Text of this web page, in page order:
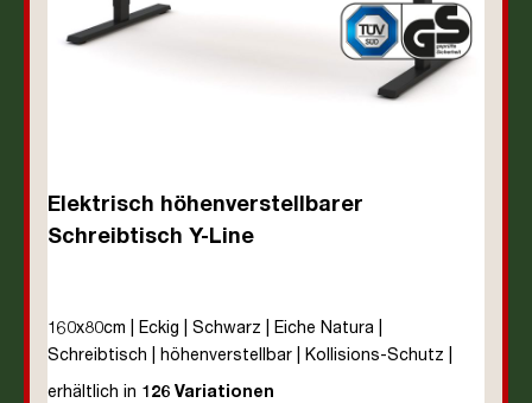
Elektrisch höhenverstellbarer
Schreibtisch Y-Line
160x80cm | Eckig | Schwarz | Eiche Natura |
Schreibtisch | höhenverstellbar | Kollisions-Schutz |
Elektrisch höhenverstellbar | Kindersicherung | Metall |
erhältlich in 126 Variationen